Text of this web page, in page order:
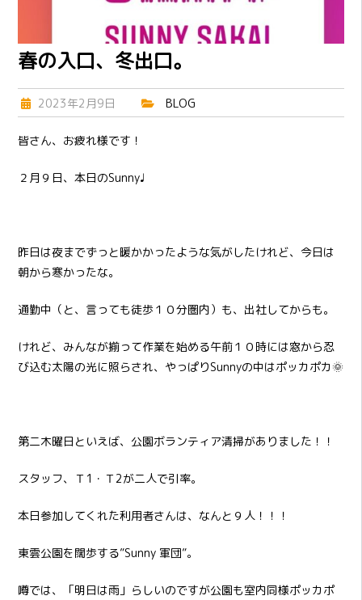
春の入口、冬出口。
2023年2月9日 BLOG
皆さん、お疲れ様です！
２月９日、本日のSunny♩
昨日は夜までずっと暖かかったような気がしたけれど、今日は
朝から寒かったな。
通勤中（と、言っても徒歩１０分圏内）も、出社してからも。
けれど、みんなが揃って作業を始める午前１０時には窓から忍
び込む太陽の光に照らされ、やっぱりSunnyの中はポッカポカ🌞
第二木曜日といえば、公園ボランティア清掃がありました！！
スタッフ、Ｔ1・Ｔ2が二人で引率。
本日参加してくれた利用者さんは、なんと９人！！！
東雲公園を闊歩する”Sunny 軍団”。
噂では、「明日は雨」らしいのですが公園も室内同様ポッカポ